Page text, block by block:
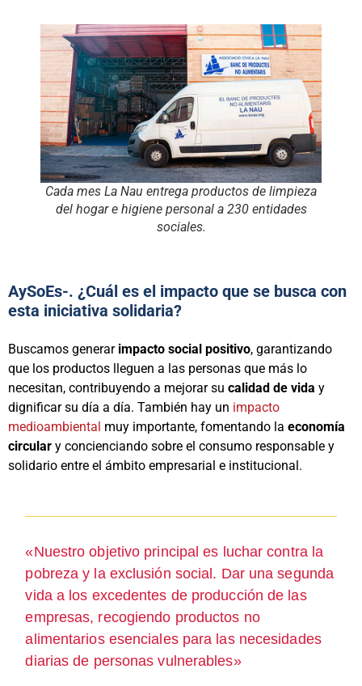
Cada mes La Nau entrega productos de limpieza
del hogar e higiene personal a 230 entidades
sociales.
AySoEs-. ¿Cuál es el impacto que se busca con
esta iniciativa solidaria?
Buscamos generar impacto social positivo, garantizando
que los productos lleguen a las personas que más lo
necesitan, contribuyendo a mejorar su calidad de vida y
dignificar su día a día. También hay un impacto
medioambiental muy importante, fomentando la economía
circular y concienciando sobre el consumo responsable y
solidario entre el ámbito empresarial e institucional.
«Nuestro objetivo principal es luchar contra la
pobreza y la exclusión social. Dar una segunda
vida a los excedentes de producción de las
empresas, recogiendo productos no
alimentarios esenciales para las necesidades
diarias de personas vulnerables»